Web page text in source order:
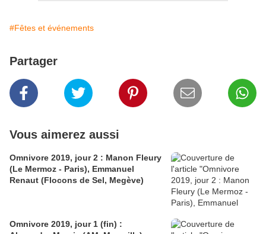
#Fêtes et événements
Partager
Vous aimerez aussi
Omnivore 2019, jour 2 : Manon Fleury
(Le Mermoz - Paris), Emmanuel
Renaut (Flocons de Sel, Megève)
Omnivore 2019, jour 1 (fin) :